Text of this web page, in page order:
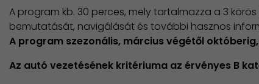
A program kb. 30 perces, mely tartalmazza a 3
bemutatását, navigálását és további hasznos
A program szezonális, március végétől
​Az autó vezetésének kritériuma az érvényes B